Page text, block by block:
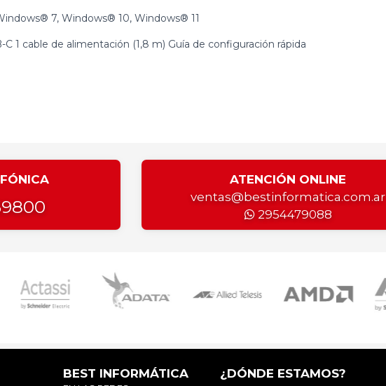
7, Windows® 10, Windows® 11
C 1 cable de alimentación (1,8 m) Guía de configuración rápida
ATENCIÓN ONLINE
ventas@bestinformatica.com.ar
2954479088
BEST INFORMÁTICA ¿DÓNDE ESTAMOS?